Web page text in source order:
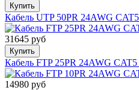
Купить
Кабель UTP 50PR 24AWG
31645 руб
Купить
Кабель FTP 25PR 24AWG
14980 руб